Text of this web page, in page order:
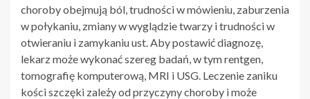
choroby obejmują ból, trudności w mówieniu, zaburzenia
w połykaniu, zmiany w wyglądzie twarzy i trudności w
otwieraniu i zamykaniu ust. Aby postawić diagnozę,
lekarz może wykonać szereg badań, w tym rentgen,
tomografię komputerową, MRI i USG. Leczenie zaniku
kości szczęki zależy od przyczyny choroby i może